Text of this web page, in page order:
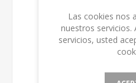
Num.
Las cookies nos
nuestros servicios.
servicios, usted